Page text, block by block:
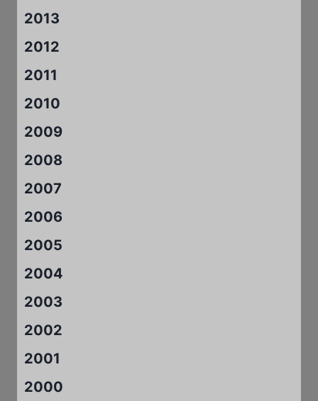
2013
2012
2011
2010
2009
2008
2007
2006
2005
2004
2003
2002
2001
2000